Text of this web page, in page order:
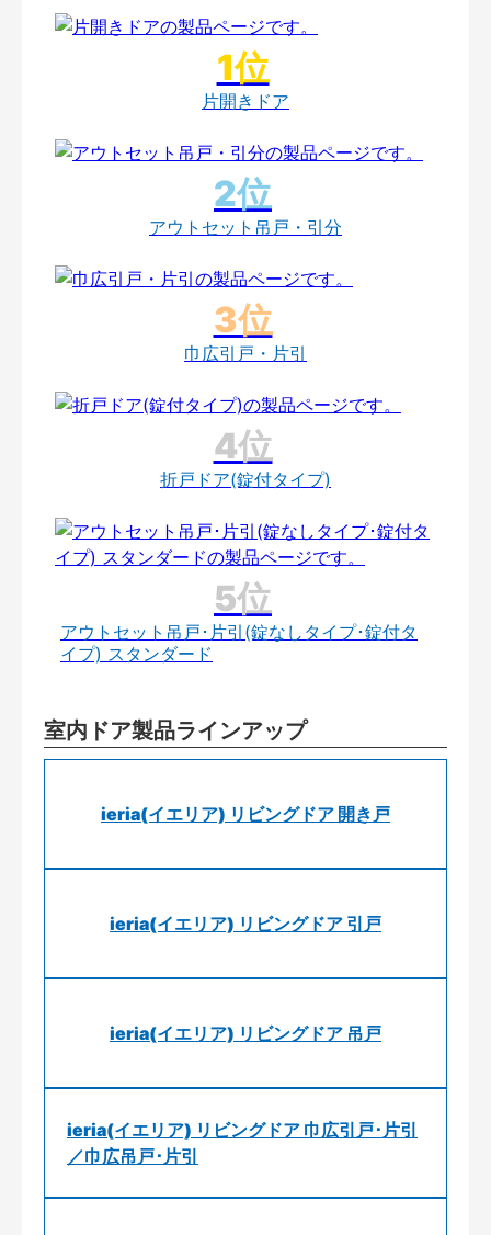
片開きドア
アウトセット吊戸・引分
巾広引戸・片引
折戸ドア(錠付タイプ)
アウトセット吊戸･片引(錠なしタイプ･錠付タ
イプ) スタンダード
室内ドア製品ラインアップ
ieria(イエリア) リビングドア 開き戸
ieria(イエリア) リビングドア 引戸
ieria(イエリア) リビングドア 吊戸
ieria(イエリア) リビングドア 巾広引戸･片引
／巾広吊戸･片引